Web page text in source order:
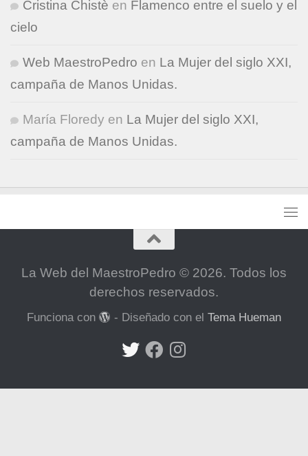
Cristina Chistè en Flamenco entre el suelo y el
cielo
Web MaestroPedro en La Mujer del siglo XXI,
campaña de Manos Unidas.
María Floredy en La Mujer del siglo XXI,
campaña de Manos Unidas.
La Web del MaestroPedro © 2026. Todos los
derechos reservados.
Funciona con - Diseñado con el Tema Hueman